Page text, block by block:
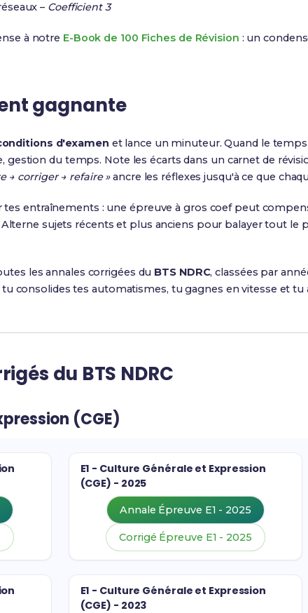
– Coefficient 3
à notre E-Book de 100 Fiches de Révision : un
gagnante
d'examen et lance un minuteur. Quand le
gestion du temps. Note les écarts dans un carnet de
→ corriger → refaire »ancre les réflexes jusqu'à ce que
tes entraînements : une épreuve à gros coef peut
Alterne sujets récents et plus anciens pour balayer tout
les annales corrigées du BTS NDRC, classées par
consolides tes automatismes, tu gagnes en vitesse et tu
du BTS NDRC
(CGE)
E1 - Culture Générale et Expression
(CGE) - 2025
Annale Épreuve E1 - 2025
Corrigé Épreuve E1 - 2025
E1 - Culture Générale et Expression
(CGE) - 2023